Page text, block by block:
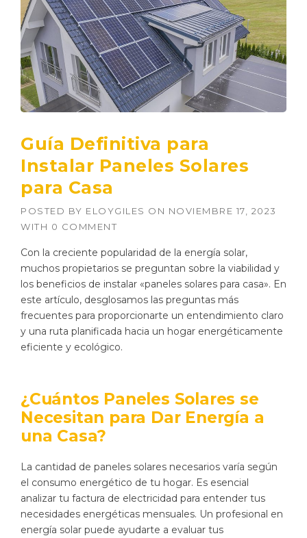
Guía Definitiva para
Instalar Paneles Solares
para Casa
POSTED BY ELOYGILES ON NOVIEMBRE 17, 2023
WITH 0 COMMENT
Con la creciente popularidad de la energía solar,
muchos propietarios se preguntan sobre la viabilidad y
los beneficios de instalar «paneles solares para casa». En
este artículo, desglosamos las preguntas más
frecuentes para proporcionarte un entendimiento claro
y una ruta planificada hacia un hogar energéticamente
eficiente y ecológico.
¿Cuántos Paneles Solares se
Necesitan para Dar Energía a
una Casa?
La cantidad de paneles solares necesarios varía según
el consumo energético de tu hogar. Es esencial
analizar tu factura de electricidad para entender tus
necesidades energéticas mensuales. Un profesional en
energía solar puede ayudarte a evaluar tus